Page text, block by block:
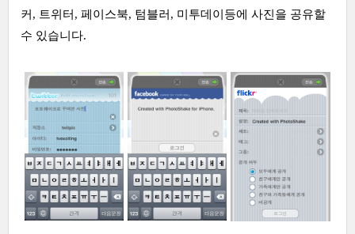
커, 트위터, 페이스북, 텀블러, 미투데이등에 사진을 공유할
수 있습니다.